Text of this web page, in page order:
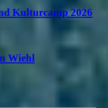
Kulturcamp 2026
Wiehl